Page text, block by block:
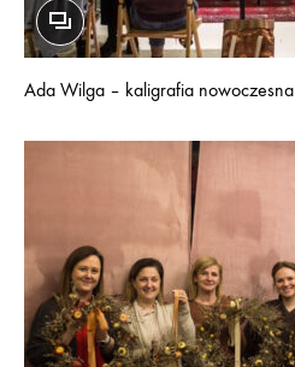
Ada Wilga – kaligrafia nowoczesna